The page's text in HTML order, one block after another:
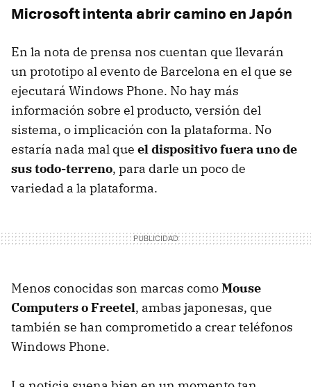
Microsoft intenta abrir camino en Japón
En la nota de prensa nos cuentan que llevarán
un prototipo al evento de Barcelona en el que se
ejecutará Windows Phone. No hay más
información sobre el producto, versión del
sistema, o implicación con la plataforma. No
estaría nada mal que el dispositivo fuera uno de
sus todo-terreno, para darle un poco de
variedad a la plataforma.
Menos conocidas son marcas comoMouse
Computers o Freetel, ambas japonesas, que
también se han comprometido a crear teléfonos
Windows Phone.